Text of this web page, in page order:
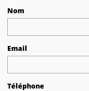
Nom
Email
Téléphone